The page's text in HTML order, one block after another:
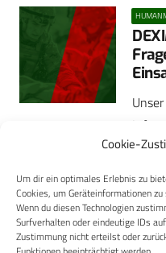
Cookie-
Um dir ein optimales Erlebnis zu
Cookies, um Geräteinformationen
Wenn du diesen Technologien
Surfverhalten oder eindeutige IDs
Zustimmung nicht erteilst oderMehr